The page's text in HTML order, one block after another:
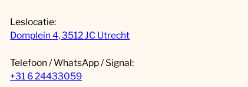
Leslocatie:
Domplein 4, 3512 JC Utrecht
Telefoon / WhatsApp / Signal:
+31 6 24433059